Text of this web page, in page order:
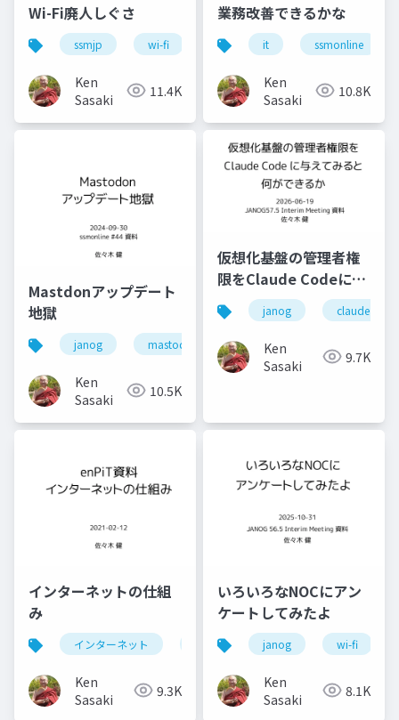
Wi-Fi廃人しぐさ
ssmjp wi-fi conbu bakuchiku
Ken
Sasaki
11.4K
業務改善できるかな
it ssmonline
Ken
Sasaki
10.8K
Mastdonアップデート
地獄
janog mastodon chatgpt
Ken
Sasaki
10.5K
仮想化基盤の管理者権
限をClaude Codeに与
えてみると何ができる
か
janog claude code
Ken
Sasaki
9.7K
インターネットの仕組
み
インターネット internet enpit
Ken
Sasaki
9.3K
いろいろなNOCにアン
ケートしてみたよ
janog wi-fi
Ken
Sasaki
8.1K